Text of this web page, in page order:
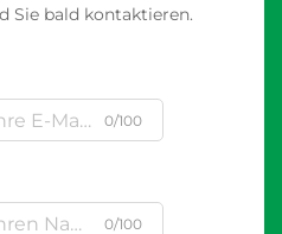
Sie bald kontaktieren.
0/100
0/100